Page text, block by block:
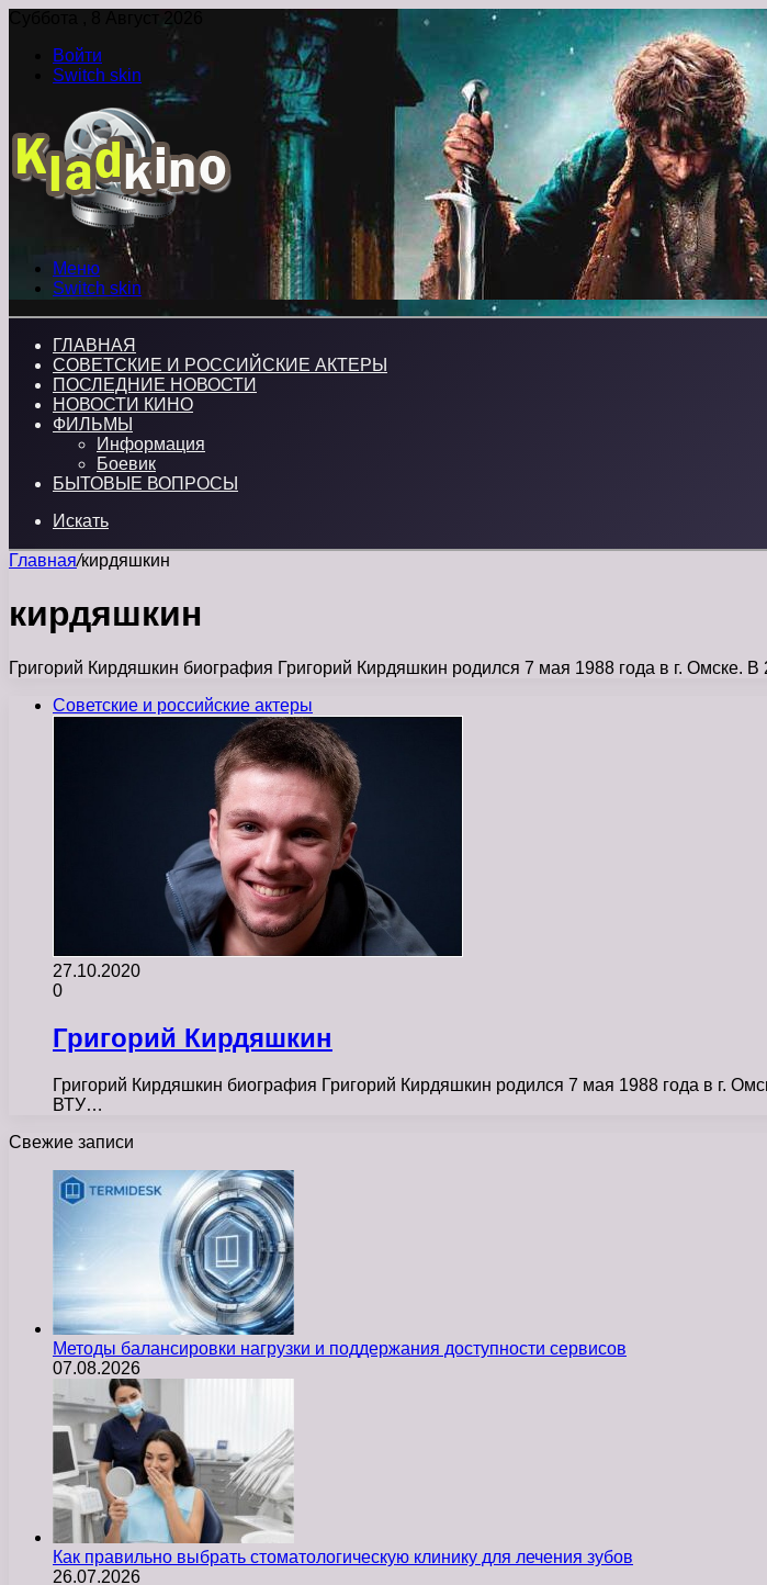
Суббота , 8 Август 2026
Войти
Switch skin
Меню
Switch skin
ГЛАВНАЯ
СОВЕТСКИЕ И РОССИЙСКИЕ АКТЕРЫ
ПОСЛЕДНИЕ НОВОСТИ
НОВОСТИ КИНО
ФИЛЬМЫ
Информация
Боевик
БЫТОВЫЕ ВОПРОСЫ
Искать
Главная/кирдяшкин
кирдяшкин
Григорий Кирдяшкин биография Григорий Кирдяшкин родился 7 мая 1988 года в г.
Советские и российские актеры
27.10.2020
0
Григорий Кирдяшкин
Григорий Кирдяшкин биография Григорий Кирдяшкин родился 7 мая 1988 года в г.
ВТУ…
Свежие записи
Методы балансировки нагрузки и поддержания доступности сервисов
07.08.2026
Как правильно выбрать стоматологическую клинику для лечения зубов
26.07.2026